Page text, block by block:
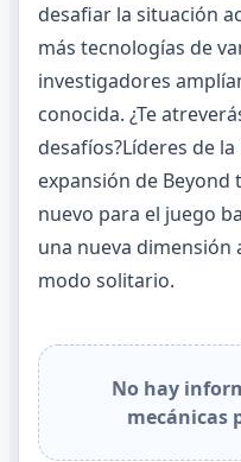
desafiar la situación
más tecnologías de
investigadores
conocida. ¿Te
desafíos?Líderes de
expansión de Beyond
nuevo para el juego
una nueva dimensión
modo solitario.
No hay
mecánicas